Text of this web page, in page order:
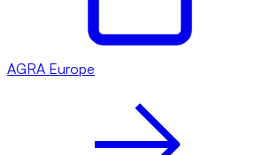
AGRA Europe